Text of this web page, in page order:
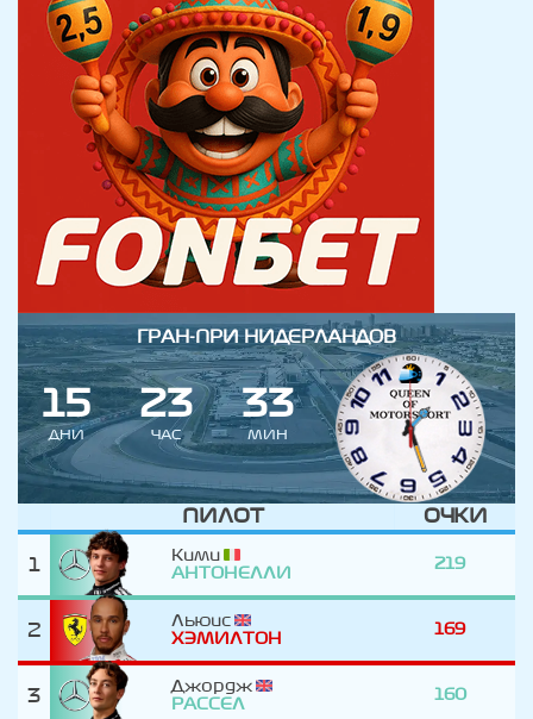
ГРАН-ПРИ НИДЕРЛАНДОВ
15
ДНИ
23
ЧАС
33
МИН
ПИЛОТ ОЧКИ
1
Кими
АНТОНЕЛЛИ
219
2
Льюис
ХЭМИЛТОН
169
3
Джордж
РАССЕЛ
160